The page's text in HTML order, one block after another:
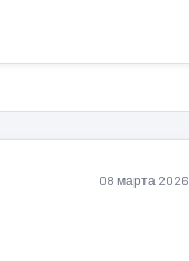
08 марта 2026